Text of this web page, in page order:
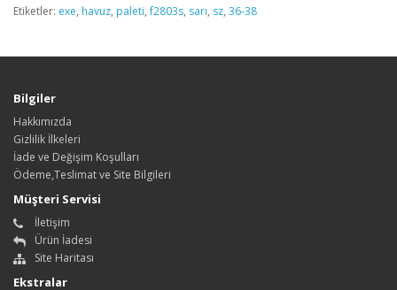
Etiketler: exe, havuz, paleti,f2803s, sarı, sz, 36-38
Bilgiler
Hakkımızda
Gizlilik İlkeleri
İade ve Değişim Koşulları
Ödeme,Teslimat ve Site Bilgileri
Müşteri Servisi
İletişim
Ürün İadesi
Site Haritası
Ekstralar